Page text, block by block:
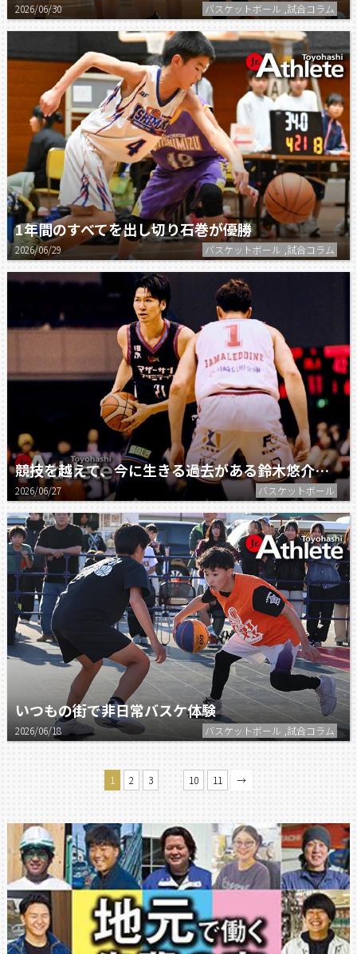
2026/06/30 バスケットボール ,試合コラム
1年間のすべてを出し切り石巻が優勝
2026/06/29 バスケットボール ,試合コラム
競技を越えて、今に生きる過去がある鈴木悠介選手に独占インタビュー
2026/06/27 バスケットボール
いつもの街で非日常バスケ体験
2026/06/18 バスケットボール ,試合コラム
1 2 3 10 11 →